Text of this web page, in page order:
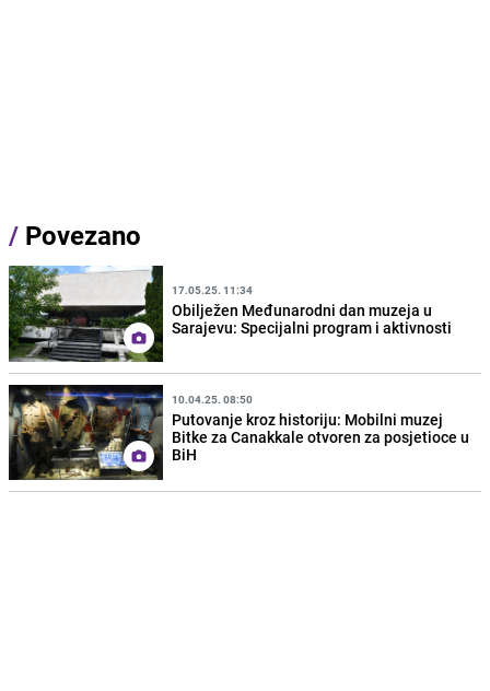
/ Povezano
17.05.25. 11:34
Obilježen Međunarodni dan muzeja u
Sarajevu: Specijalni program i aktivnosti
10.04.25. 08:50
Putovanje kroz historiju: Mobilni muzej
Bitke za Canakkale otvoren za posjetioce u
BiH